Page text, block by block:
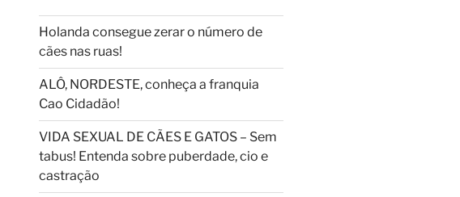
Holanda consegue zerar o número de
cães nas ruas!
ALÔ, NORDESTE, conheça a franquia
Cao Cidadão!
VIDA SEXUAL DE CÃES E GATOS – Sem
tabus! Entenda sobre puberdade, cio e
castração